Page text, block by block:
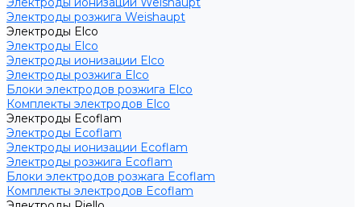
Электроды розжига Weishaupt
Электроды Elco
Электроды Elco
Электроды ионизации Elco
Электроды розжига Elco
Блоки электродов розжига Elco
Комплекты электродов Elco
Электроды Ecoflam
Электроды Ecoflam
Электроды ионизации Ecoflam
Электроды розжига Ecoflam
Блоки электродов розжага Ecoflam
Комплекты электродов Ecoflam